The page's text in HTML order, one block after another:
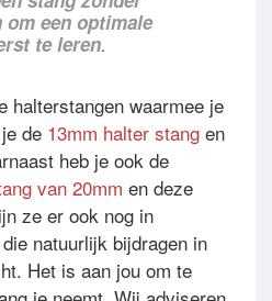
om een optimale
te leren.
halterstangen waarmee je
de 13mm halter stang en
heb je ook de
van 20mm en deze
ze er ook nog in
natuurlijk bijdragen in
Het is aan jou om te